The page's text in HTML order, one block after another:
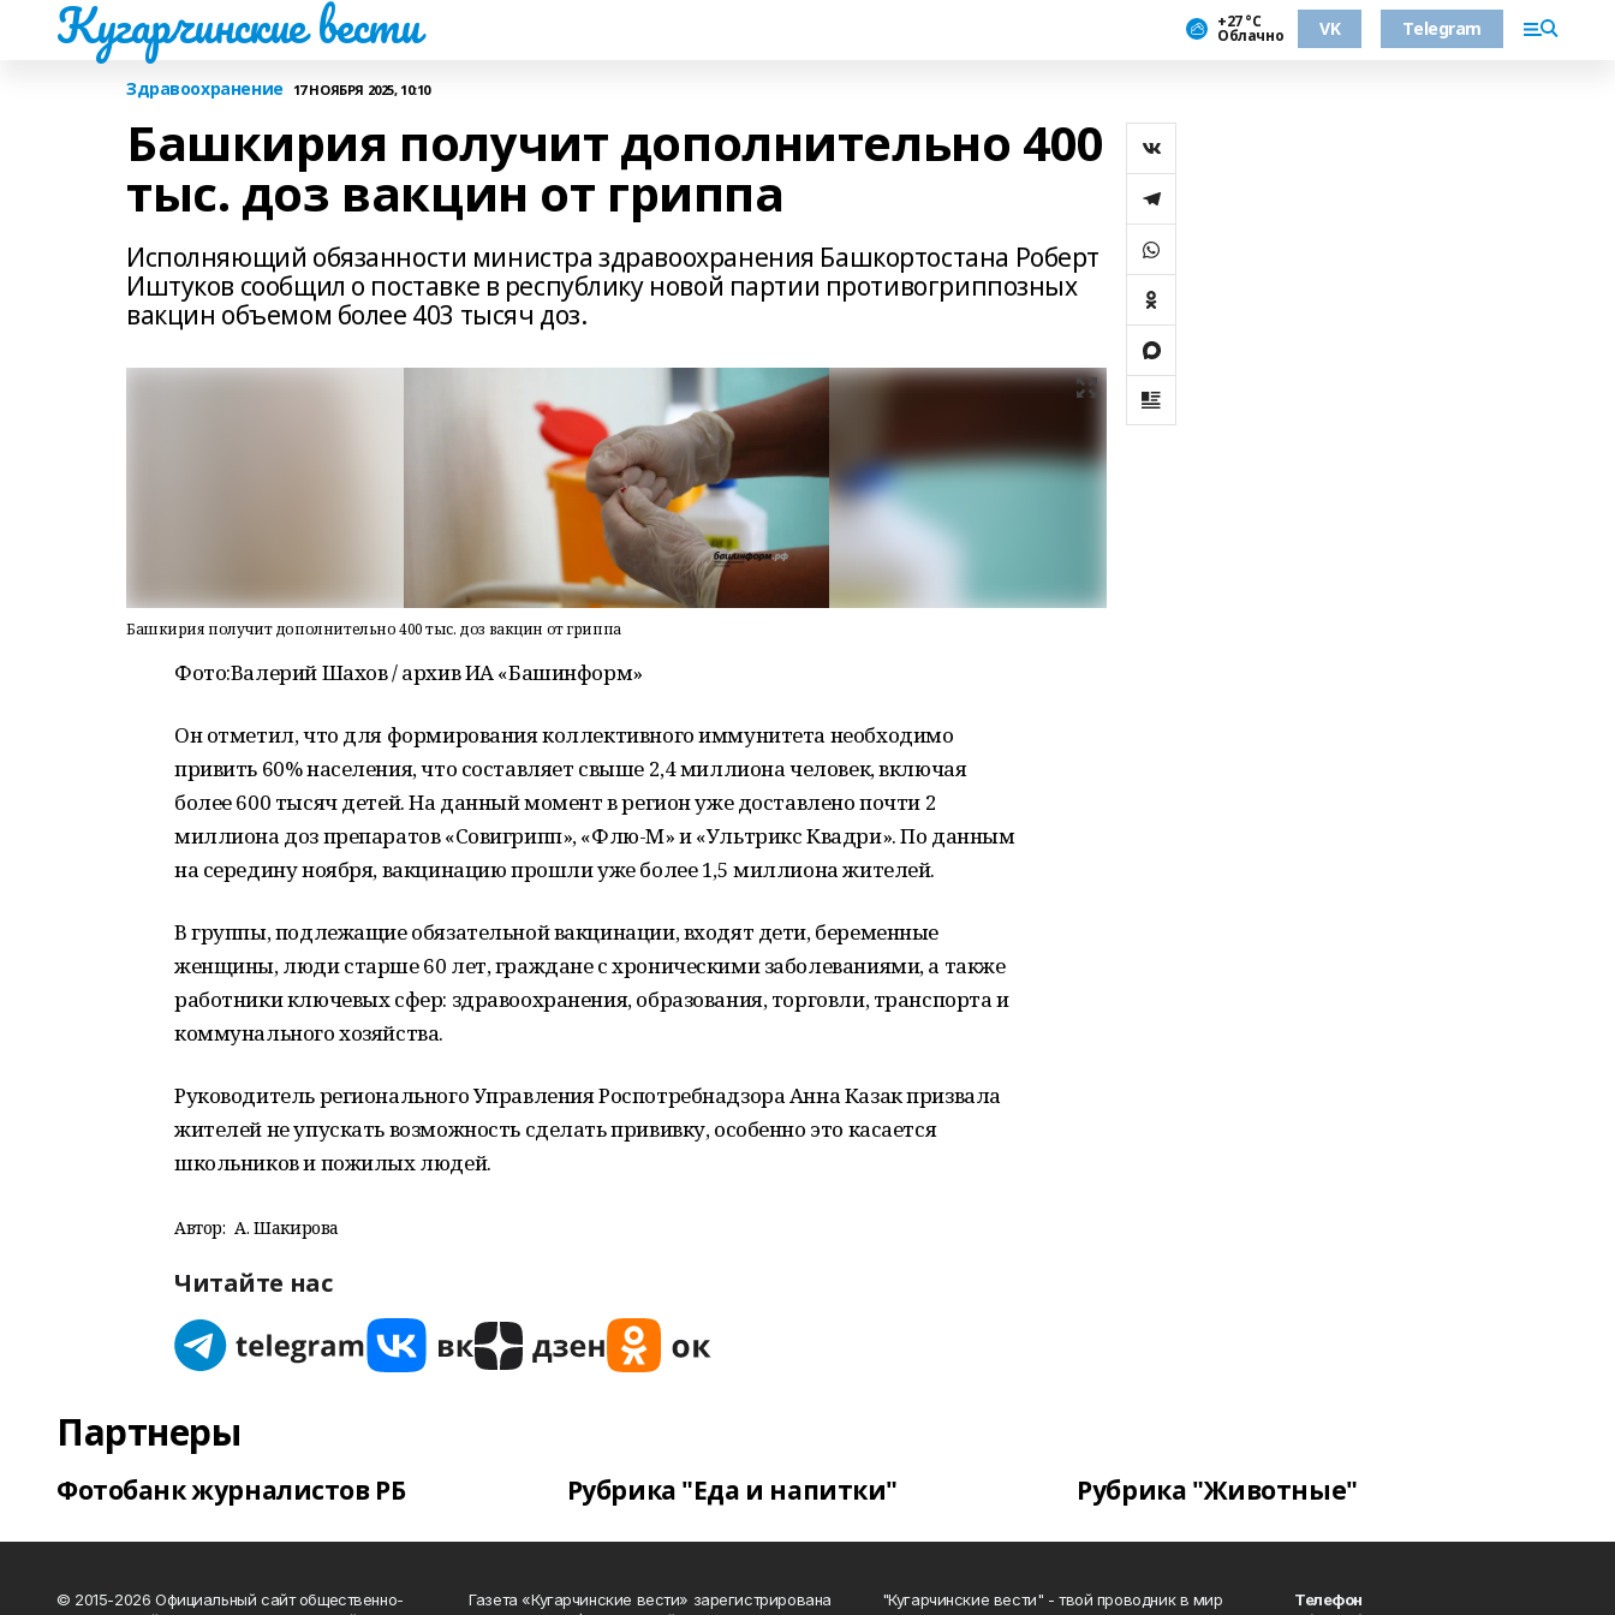
Кугарчинские вести +27 °С
Облачно VK Telegram
Здравоохранение 17 НОЯБРЯ 2025, 10:10
Башкирия получит дополнительно 400
тыс. доз вакцин от гриппа
Исполняющий обязанности министра здравоохранения Башкортостана Роберт
Иштуков сообщил о поставке в республику новой партии противогриппозных
вакцин объемом более 403 тысяч доз.
Башкирия получит дополнительно 400 тыс. доз вакцин от гриппа
Фото:Валерий Шахов / архив ИА «Башинформ»
Он отметил, что для формирования коллективного иммунитета необходимо
привить 60% населения, что составляет свыше 2,4 миллиона человек, включая
более 600 тысяч детей. На данный момент в регион уже доставлено почти 2
миллиона доз препаратов «Совигрипп», «Флю-М» и «Ультрикс Квадри». По данным
на середину ноября, вакцинацию прошли уже более 1,5 миллиона жителей.
В группы, подлежащие обязательной вакцинации, входят дети, беременные
женщины, люди старше 60 лет, граждане с хроническими заболеваниями, а также
работники ключевых сфер: здравоохранения, образования, торговли, транспорта и
коммунального хозяйства.
Руководитель регионального Управления Роспотребнадзора Анна Казак призвала
жителей не упускать возможность сделать прививку, особенно это касается
школьников и пожилых людей.
Автор: А. Шакирова
Читайте нас
Партнеры
Фотобанк журналистов РБ Рубрика "Еда и напитки" Рубрика "Животные"
© 2015-2026 Официальный сайт общественно-
Газета «Кугарчинские вести» зарегистрирована
"Кугарчинские вести" - твой проводник в мир
Телефон